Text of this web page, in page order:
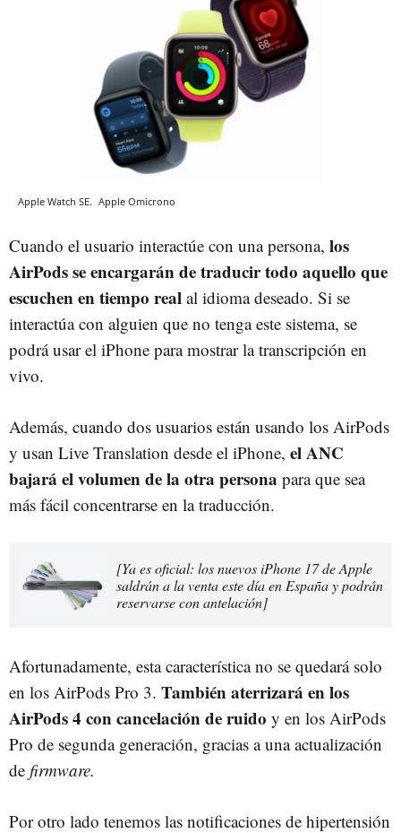
Apple Watch SE. Apple Omicrono
Cuando el usuario interactúe con una persona, los
AirPods se encargarán de traducir todo aquello que
escuchen en tiempo real al idioma deseado. Si se
interactúa con alguien que no tenga este sistema, se
podrá usar el iPhone para mostrar la transcripción en
vivo.
Además, cuando dos usuarios están usando los AirPods
y usan Live Translation desde el iPhone, el ANC
bajará el volumen de la otra persona para que sea
más fácil concentrarse en la traducción.
[Ya es oficial: los nuevos iPhone 17 de Apple
saldrán a la venta este día en España y podrán
reservarse con antelación]
Afortunadamente, esta característica no se quedará solo
en los AirPods Pro 3. También aterrizará en los
AirPods 4 con cancelación de ruido y en los AirPods
Pro de segunda generación, gracias a una actualización
de firmware.
Por otro lado tenemos las notificaciones de hipertensión